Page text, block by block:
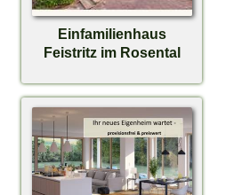
Einfamilienhaus
Feistritz im Rosental